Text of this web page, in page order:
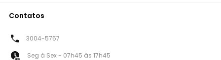
Contatos
3004-5757
Seg à Sex - 07h45 às 17h45